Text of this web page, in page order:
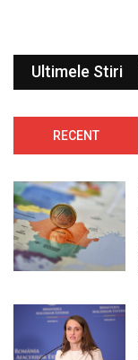
Ultimele Stiri
RECENT